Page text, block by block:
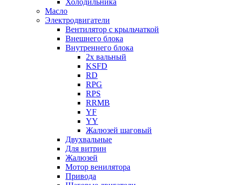
Холодильника
Масло
Электродвигатели
Вентилятор с крыльчаткой
Внешнего блока
Внутреннего блока
2х вальный
KSFD
RD
RPG
RPS
RRMB
YF
YY
Жалюзей шаговый
Двухвальные
Для витрин
Жалюзей
Мотор венилятора
Привода